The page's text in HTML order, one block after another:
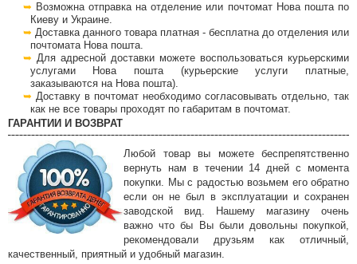
Возможна отправка на отделение или почтомат Нова пошта по
Киеву и Украине.
Доставка данного товара платная - бесплатна до отделения или
почтомата Нова пошта.
Для адресной доставки можете воспользоваться курьерскими
услугами Нова пошта (курьерские услуги платные,
заказываются на Нова пошта).
Доставку в почтомат необходимо согласовывать отдельно, так
как не все товары проходят по габаритам в почтомат.
ГАРАНТИИ И ВОЗВРАТ
Любой товар вы можете беспрепятственно
вернуть нам в течении 14 дней с момента
покупки. Мы с радостью возьмем его обратно
если он не был в эксплуатации и сохранен
заводской вид. Нашему магазину очень
важно что бы Вы были довольны покупкой,
рекомендовали друзьям как отличный,
качественный, приятный и удобный магазин.